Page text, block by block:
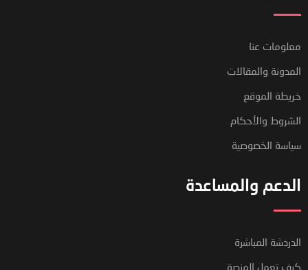
معلومات عنا
المدونة والمقالات
خريطة الموقع
الشروط والأحكام
سياسة الخصوصية
الدعم والمساعدة
الدردشة المباشرة
كيف تعمل المنصة
فريق دعم العملاء لدينا هنا للإجابة